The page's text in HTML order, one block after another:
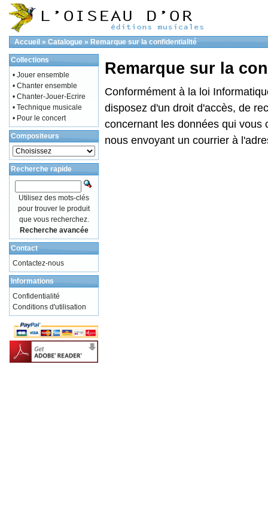
Accueil » Catalogue » Remarque sur la confidentialité
Remarque sur la
Conformément à la loi
disposez d'un droit d'accès, de
concernant les données qui vous
nous envoyant un courrier à
Collections
• Jouer ensemble
• Chanter ensemble
• Chanter-Jouer-Ecrire
• Technique musicale
• Pour le concert
Compositeurs
Recherche rapide
Utilisez des mots-clés
pour trouver le produit
que vous recherchez.
Recherche avancée
Contact
Contactez-nous
Informations
Confidentialité
Conditions d'utilisation